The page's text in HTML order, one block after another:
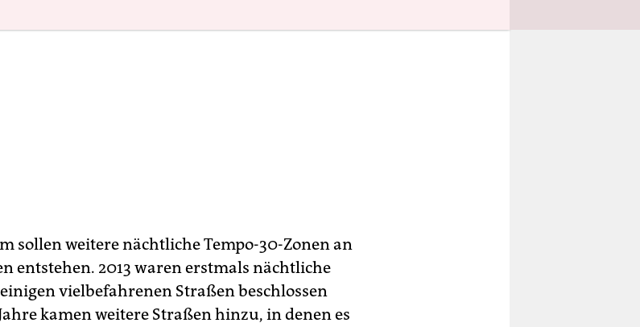
sollen weitere nächtliche Tempo-30-Zonen an
entstehen. 2013 waren erstmals nächtliche
vielbefahrenen Straßen beschlossen
kamen weitere Straßen hinzu, in denen es